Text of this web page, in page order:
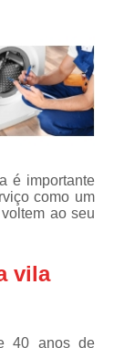
Tecnica
Tecnica de
Tecnica
Condicionado
Geladeira
Geladeira
é importante
como um
ao seu
vila
40 anos de